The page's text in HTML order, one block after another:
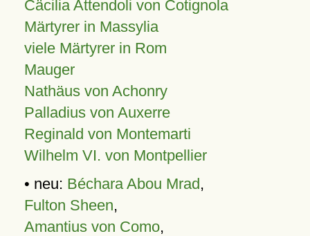
Cäcilia Attendoli von Cotignola
Märtyrer in Massylia
viele Märtyrer in Rom
Mauger
Nathäus von Achonry
Palladius von Auxerre
Reginald von Montemarti
Wilhelm VI. von Montpellier
• neu: Béchara Abou Mrad,
Fulton Sheen,
Amantius von Como,